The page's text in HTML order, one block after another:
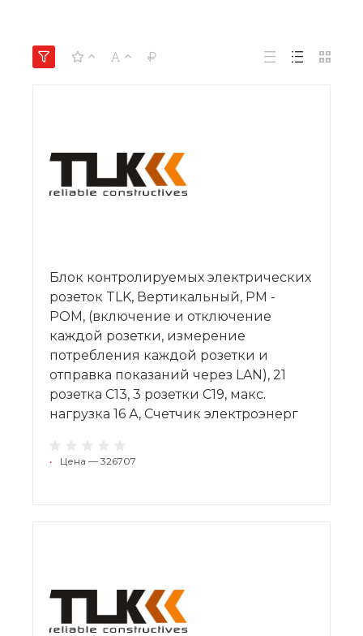
Блок контролируемых электрических
розеток TLK, Вертикальный, PM -
POM, (включение и отключение
каждой розетки, измерение
потребления каждой розетки и
отправка показаний через LAN), 21
розетка C13, 3 розетки С19, макс.
нагрузка 16 А, Счетчик электроэнерг
• Цена — 326707